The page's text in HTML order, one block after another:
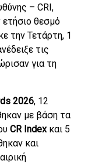
– CRI ,
ετήσιο θεσμό
την Τετάρτη, 1
τις
για τη
2026, 12
με βάση τα
CR Index και 5
και